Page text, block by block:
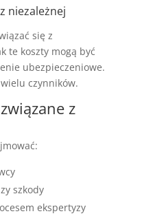
niezależnej
się z
te koszty mogą być
ubezpieczeniowe.
czynników.
z
szkody
ekspertyzy